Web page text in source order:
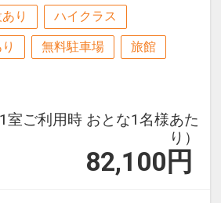
り ハイクラス
無料駐車場 旅館
1室ご利用時 おとな1名様あた
り）
82,100 円